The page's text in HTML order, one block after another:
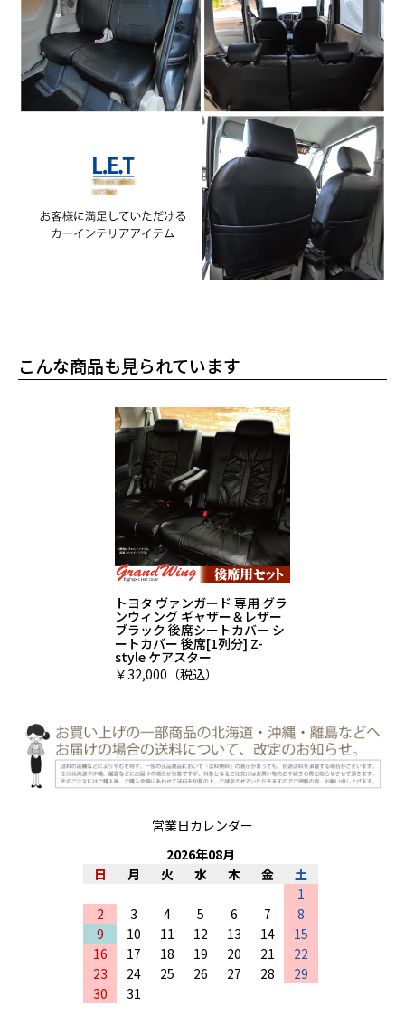
こんな商品も見られています
トヨタ ヴァンガード 専用 グラ
ンウィング ギャザー＆レザー
ブラック 後席シートカバー シ
ートカバー 後席[1列分] Z-
style ケアスター
￥32,000（税込）
営業日カレンダー
2026年08月
日
月 火 水 木 金
土
1
2
3 4 5 6 7
8
9
10 11 12 13 14
15
16
17 18 19 20 21
22
23
24 25 26 27 28
29
30
31